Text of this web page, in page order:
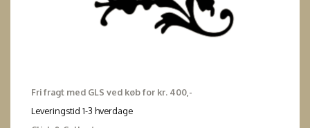
Fri fragt med GLS ved køb for kr. 400,-
Leveringstid 1-3 hverdage